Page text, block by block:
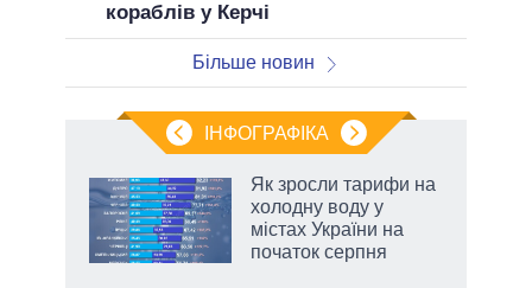
кораблів у Керчі
Більше новин
ІНФОГРАФІКА
Як зросли тарифи на
холодну воду у
містах України на
початок серпня